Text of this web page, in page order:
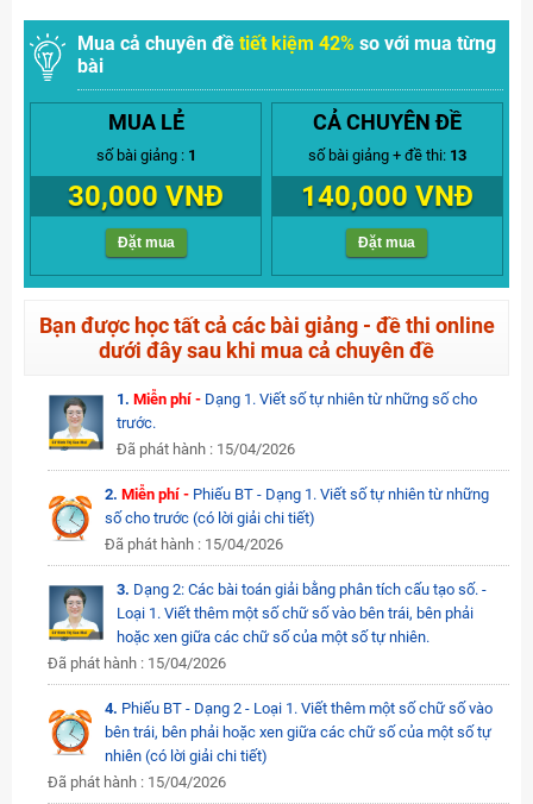
Mua cả chuyên đề tiết kiệm 42% so với mua từng
bài
MUA LẺ
số bài giảng : 1
30,000 VNĐ
Đặt mua
CẢ CHUYÊN ĐỀ
số bài giảng + đề thi: 13
140,000 VNĐ
Đặt mua
Bạn được học tất cả các bài giảng - đề thi online
dưới đây sau khi mua cả chuyên đề
1. Miễn phí - Dạng 1. Viết số tự nhiên từ những số cho
trước.
Đã phát hành : 15/04/2026
2.Miễn phí - Phiếu BT - Dạng 1. Viết số tự nhiên từ những
số cho trước (có lời giải chi tiết)
Đã phát hành : 15/04/2026
3. Dạng 2: Các bài toán giải bằng phân tích cấu tạo số. -
Loại 1. Viết thêm một số chữ số vào bên trái, bên phải
hoặc xen giữa các chữ số của một số tự nhiên.
Đã phát hành : 15/04/2026
4. Phiếu BT - Dạng 2 - Loại 1. Viết thêm một số chữ số vào
bên trái, bên phải hoặc xen giữa các chữ số của một số tự
nhiên (có lời giải chi tiết)
Đã phát hành : 15/04/2026